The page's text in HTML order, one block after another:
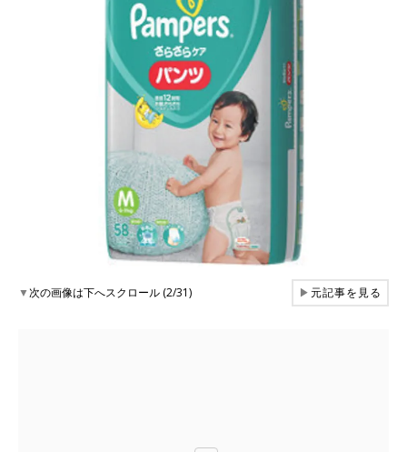
▼次の画像は下へスクロール (2/31) ▶元記事を見る